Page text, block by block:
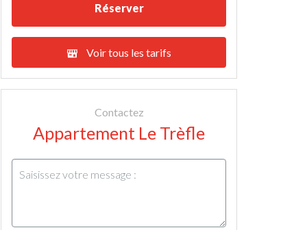
Réserver
Voir tous les tarifs
Contactez
Appartement Le Trèfle